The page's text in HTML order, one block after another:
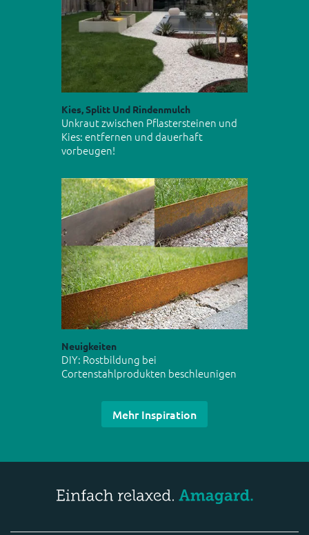
Kies, Splitt Und Rindenmulch
Unkraut zwischen Pflastersteinen und
Kies: entfernen und dauerhaft
vorbeugen!
Neuigkeiten
DIY: Rostbildung bei
Cortenstahlprodukten beschleunigen
Mehr Inspiration